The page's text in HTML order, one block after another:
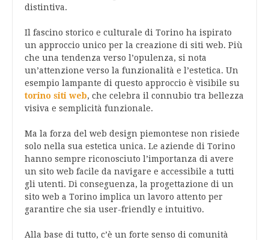
distintiva.
Il fascino storico e culturale di Torino ha ispirato
un approccio unico per la creazione di siti web. Più
che una tendenza verso l’opulenza, si nota
un’attenzione verso la funzionalità e l’estetica. Un
esempio lampante di questo approccio è visibile su
torino siti web, che celebra il connubio tra bellezza
visiva e semplicità funzionale.
Ma la forza del web design piemontese non risiede
solo nella sua estetica unica. Le aziende di Torino
hanno sempre riconosciuto l’importanza di avere
un sito web facile da navigare e accessibile a tutti
gli utenti. Di conseguenza, la progettazione di un
sito web a Torino implica un lavoro attento per
garantire che sia user-friendly e intuitivo.
Alla base di tutto, c’è un forte senso di comunità